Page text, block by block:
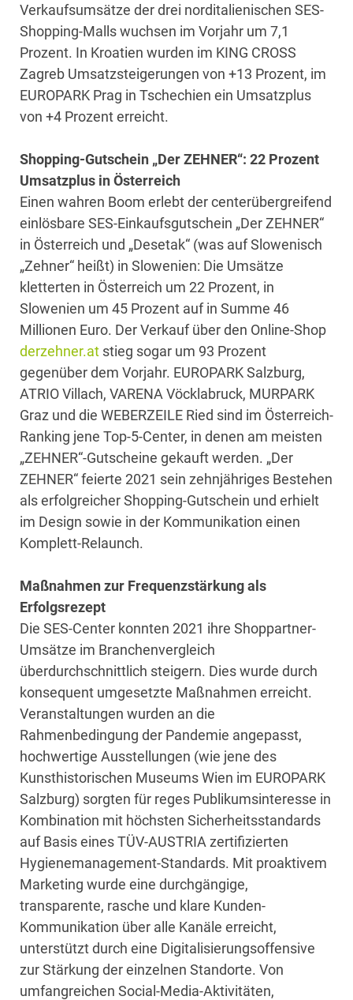
Verkaufsumsätze der drei norditalienischen SES-
Shopping-Malls wuchsen im Vorjahr um 7,1
Prozent. In Kroatien wurden im KING CROSS
Zagreb Umsatzsteigerungen von +13 Prozent, im
EUROPARK Prag in Tschechien ein Umsatzplus
von +4 Prozent erreicht.
Shopping-Gutschein „Der ZEHNER“: 22 Prozent
Umsatzplus in Österreich
Einen wahren Boom erlebt der centerübergreifend
einlösbare SES-Einkaufsgutschein „Der ZEHNER“
in Österreich und „Desetak“ (was auf Slowenisch
„Zehner“ heißt) in Slowenien: Die Umsätze
kletterten in Österreich um 22 Prozent, in
Slowenien um 45 Prozent auf in Summe 46
Millionen Euro. Der Verkauf über den Online-Shop
derzehner.at stieg sogar um 93 Prozent
gegenüber dem Vorjahr. EUROPARK Salzburg,
ATRIO Villach, VARENA Vöcklabruck, MURPARK
Graz und die WEBERZEILE Ried sind im Österreich-
Ranking jene Top-5-Center, in denen am meisten
„ZEHNER“-Gutscheine gekauft werden. „Der
ZEHNER“ feierte 2021 sein zehnjähriges Bestehen
als erfolgreicher Shopping-Gutschein und erhielt
im Design sowie in der Kommunikation einen
Komplett-Relaunch.
Maßnahmen zur Frequenzstärkung als
Erfolgsrezept
Die SES-Center konnten 2021 ihre Shoppartner-
Umsätze im Branchenvergleich
überdurchschnittlich steigern. Dies wurde durch
konsequent umgesetzte Maßnahmen erreicht.
Veranstaltungen wurden an die
Rahmenbedingung der Pandemie angepasst,
hochwertige Ausstellungen (wie jene des
Kunsthistorischen Museums Wien im EUROPARK
Salzburg) sorgten für reges Publikumsinteresse in
Kombination mit höchsten Sicherheitsstandards
auf Basis eines TÜV-AUSTRIA zertifizierten
Hygienemanagement-Standards. Mit proaktivem
Marketing wurde eine durchgängige,
transparente, rasche und klare Kunden-
Kommunikation über alle Kanäle erreicht,
unterstützt durch eine Digitalisierungsoffensive
zur Stärkung der einzelnen Standorte. Von
umfangreichen Social-Media-Aktivitäten,